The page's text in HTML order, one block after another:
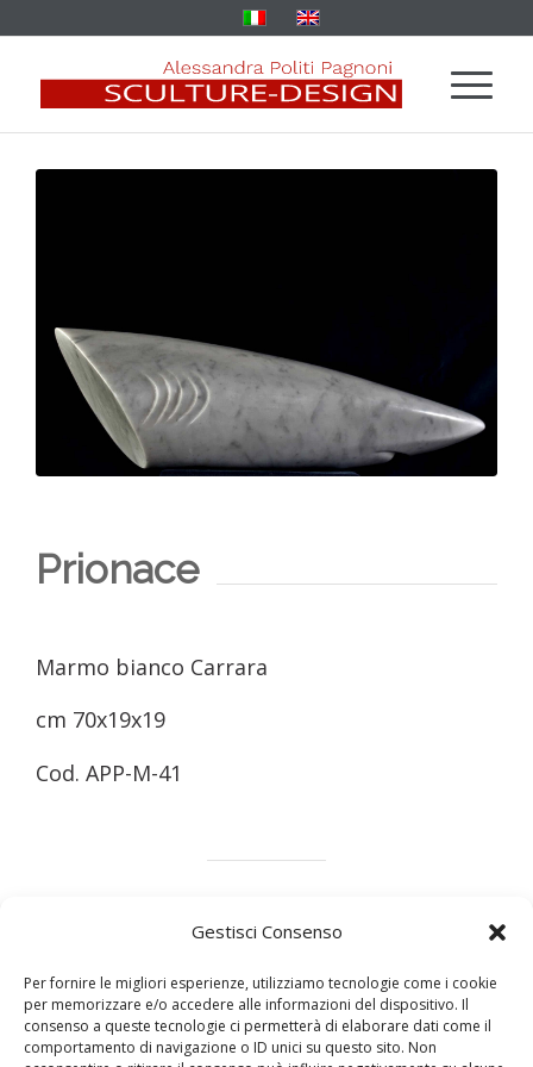
Gestisci Consenso
Per fornire le migliori esperienze, utilizziamo tecnologie come i cookie
per memorizzare e/o accedere alle informazioni del dispositivo. Il
consenso a queste tecnologie ci permetterà di elaborare dati come il
comportamento di navigazione o ID unici su questo sito. Non
Prionace
Marmo bianco Carrara
cm 70x19x19
Cod. APP-M-41
Legno Design
Condividi questo articolo